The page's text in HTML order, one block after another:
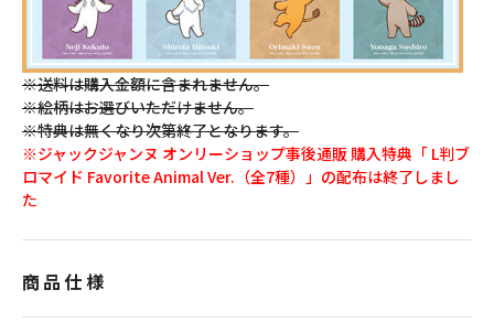
※送料は購入金額に含まれません。
※絵柄はお選びいただけません。
※特典は無くなり次第終了となります。
※ジャックジャンヌ オンリーショップ事後通販 購入特典「 L判ブ
ロマイド Favorite Animal Ver.（全7種）」の配布は終了しまし
た
商品仕様